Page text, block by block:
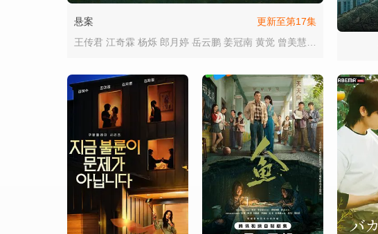
更新至第17集
悬案